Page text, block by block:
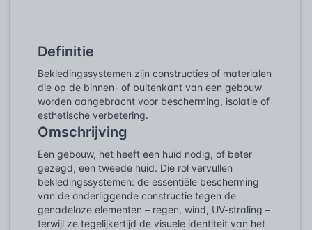
Definitie
Bekledingssystemen zijn constructies of materialen
die op de binnen- of buitenkant van een gebouw
worden aangebracht voor bescherming, isolatie of
esthetische verbetering.
Omschrijving
Een gebouw, het heeft een huid nodig, of beter
gezegd, een tweede huid. Die rol vervullen
bekledingssystemen: de essentiële bescherming
van de onderliggende constructie tegen de
genadeloze elementen – regen, wind, UV-straling –
terwijl ze tegelijkertijd de visuele identiteit van het